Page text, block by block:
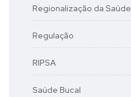
Regionalização da Saúde
Regulação
RIPSA
Saúde Bucal